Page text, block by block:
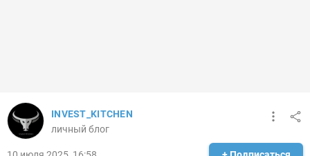
INVEST_KITCHEN
личный блог